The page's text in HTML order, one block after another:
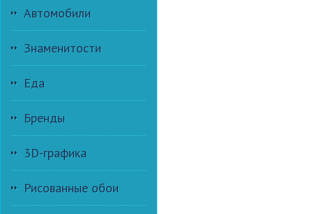
Автомобили
Знаменитости
Еда
Бренды
3D-графика
Рисованные обои